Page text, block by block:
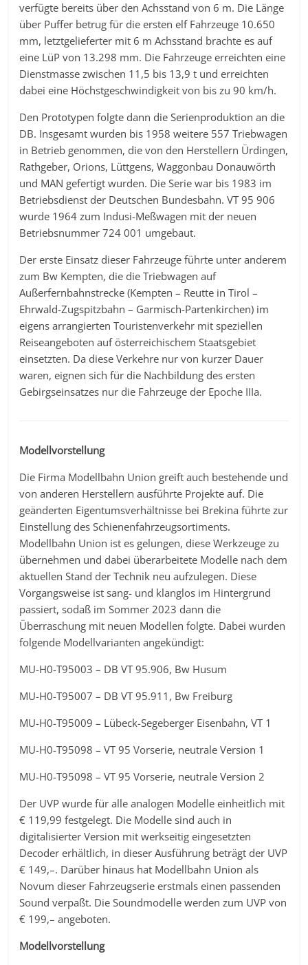
verfügte bereits über den Achsstand von 6 m. Die Länge
über Puffer betrug für die ersten elf Fahrzeuge 10.650
mm, letztgelieferter mit 6 m Achsstand brachte es auf
eine LüP von 13.298 mm. Die Fahrzeuge erreichten eine
Dienstmasse zwischen 11,5 bis 13,9 t und erreichten
dabei eine Höchstgeschwindigkeit von bis zu 90 km/h.
Den Prototypen folgte dann die Serienproduktion an die
DB. Insgesamt wurden bis 1958 weitere 557 Triebwagen
in Betrieb genommen, die von den Herstellern Ürdingen,
Rathgeber, Orions, Lüttgens, Waggonbau Donauwörth
und MAN gefertigt wurden. Die Serie war bis 1983 im
Betriebsdienst der Deutschen Bundesbahn. VT 95 906
wurde 1964 zum Indusi-Meßwagen mit der neuen
Betriebsnummer 724 001 umgebaut.
Der erste Einsatz dieser Fahrzeuge führte unter anderem
zum Bw Kempten, die die Triebwagen auf
Außerfernbahnstrecke (Kempten – Reutte in Tirol –
Ehrwald-Zugspitzbahn – Garmisch-Partenkirchen) im
eigens arrangierten Touristenverkehr mit speziellen
Reiseangeboten auf österreichischem Staatsgebiet
einsetzten. Da diese Verkehre nur von kurzer Dauer
waren, eignen sich für die Nachbildung des ersten
Gebirgseinsatzes nur die Fahrzeuge der Epoche IIIa.
Modellvorstellung
Die Firma Modellbahn Union greift auch bestehende und
von anderen Herstellern ausführte Projekte auf. Die
geänderten Eigentumsverhältnisse bei Brekina führte zur
Einstellung des Schienenfahrzeugsortiments.
Modellbahn Union ist es gelungen, diese Werkzeuge zu
übernehmen und dabei überarbeitete Modelle nach dem
aktuellen Stand der Technik neu aufzulegen. Diese
Vorgangsweise ist sang- und klanglos im Hintergrund
passiert, sodaß im Sommer 2023 dann die
Überraschung mit neuen Modellen folgte. Dabei wurden
folgende Modellvarianten angekündigt:
MU-H0-T95003 – DB VT 95.906, Bw Husum
MU-H0-T95007 – DB VT 95.911, Bw Freiburg
MU-H0-T95009 – Lübeck-Segeberger Eisenbahn, VT 1
MU-H0-T95098 – VT 95 Vorserie, neutrale Version 1
MU-H0-T95098 – VT 95 Vorserie, neutrale Version 2
Der UVP wurde für alle analogen Modelle einheitlich mit
€ 119,99 festgelegt. Die Modelle sind auch in
digitalisierter Version mit werkseitig eingesetzten
Decoder erhältlich, in dieser Ausführung beträgt der UVP
€ 149,–. Darüber hinaus hat Modellbahn Union als
Novum dieser Fahrzeugserie erstmals einen passenden
Sound verpaßt. Die Soundmodelle werden zum UVP von
€ 199,– angeboten.
Modellvorstellung